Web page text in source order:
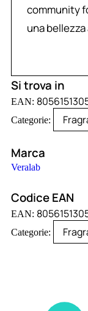
community
una
Si trova in
EAN:
Categorie:
Marca
Veralab
Codice EAN
EAN:
Categorie: